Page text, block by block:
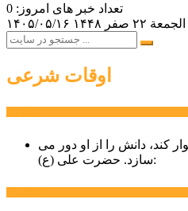
تعداد خبر های امروز: 0
۱۴۰۵/۰۵/۱۶
الجمعة ۲۲ صفر ۱۴۴۸
اوقات شرعی
كند، دانش را از او دور می
سازد.حضرت علی (ع):